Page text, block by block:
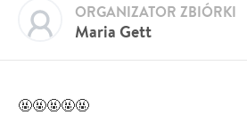
Maria Gett
ORGANIZATOR ZBIÓRKI
🤬🤬🤬🤬🤬